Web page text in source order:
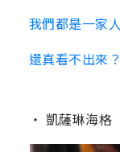
我們都是一家
還真看不出來
‧ 凱薩琳海格